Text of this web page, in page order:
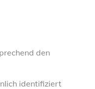
den
identifiziert